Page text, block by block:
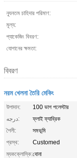
ন্যূনতম চাহিদার পরিমাণ:
মূল্য:
প্যাকেজিং বিবরণ:
যোগানের ক্ষমতা:
বিবরণ
নরম খেলনা তৈরি মেকিং
উপাদান:
100 ভাগ পলেস্টার
درجه:
ফ্লাই ফ্যাব্রিক
শৈলী:
সমভূমি
প্রস্থ:
Customed
ম্যকক্লোস্কি:বোনা